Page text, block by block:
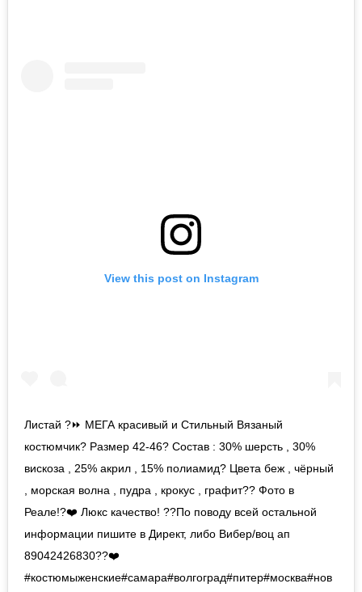
View this post on Instagram
Листай ?⏩ МЕГА красивый и Стильный Вязаный
костюмчик? Размер 42-46? Состав : 30% шерсть , 30%
вискоза , 25% акрил , 15% полиамид? Цвета беж , чёрный
, морская волна , пудра , крокус , графит?? Фото в
Реале!?❤️ Люкс качество! ??По поводу всей остальной
информации пишите в Директ, либо Вибер/воц ап
89042426830??❤️
#костюмыженские#самара#волгоград#питер#москва#нов